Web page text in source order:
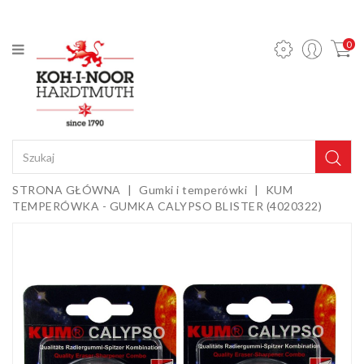
Ołówki
mechaniczne
i wkłady
Ołówki
grafitowe
Kredki
Pastele,
Farby,
media i
dodatki
Sztalugi i
podobrazia
0
STRONA GŁÓWNA Gumki i temperówki
KUM
TEMPERÓWKA - GUMKA CALYPSO BLISTER (4020322)